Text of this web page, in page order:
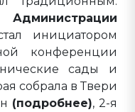
Администрации
инициатором
конференции
сады и
собрала в Твери
(подробнее), 2-я